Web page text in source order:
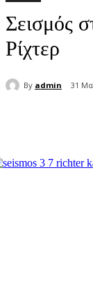
Σεισμός
Ρίχτερ
By admin 31